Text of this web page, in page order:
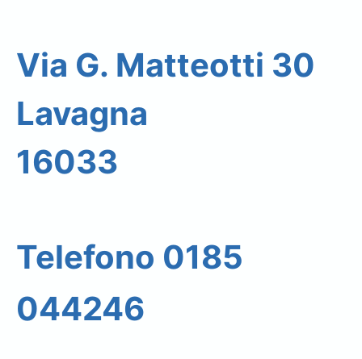
Via G. Matteotti 30
Lavagna
16033
Telefono 0185
044246